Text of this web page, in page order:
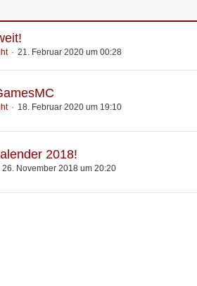
21. Februar 2020 um 00:28
18. Februar 2020 um 19:10
2018!
26. November 2018 um 20:20